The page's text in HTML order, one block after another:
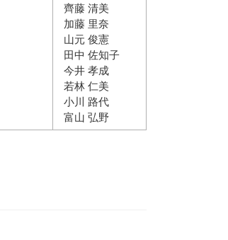
齊藤 清美
加藤 里奈
山元 俊憲
田中 佐知子
今井 孝成
若林 仁美
小川 路代
富山 弘野